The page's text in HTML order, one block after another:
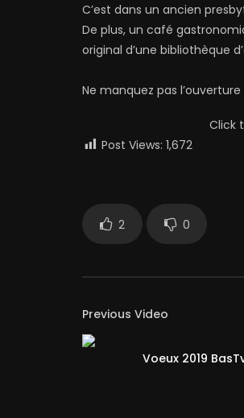
C’est dans un ancien
De plus, un café
original d’une bibliothèque
Ne manquez pas
Click
Post Views: 1,672
2 0
Previous Video
Voeux 2019